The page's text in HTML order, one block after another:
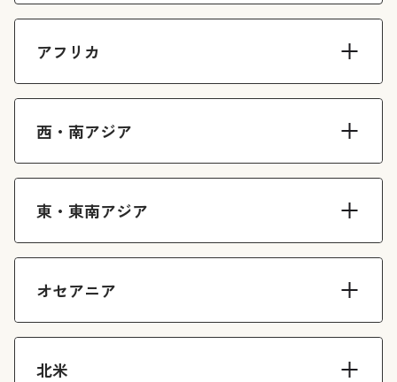
アフリカ
西・南アジア
東・東南アジア
オセアニア
北米